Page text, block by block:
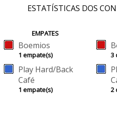
ESTATÍSTICAS DOS
EMPATES
Boemios
1 empate(s)
Play Hard/Back
Café
1 empate(s)
3
2